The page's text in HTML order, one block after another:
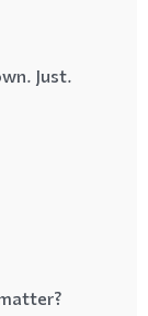
.Barney
Just
?Woman